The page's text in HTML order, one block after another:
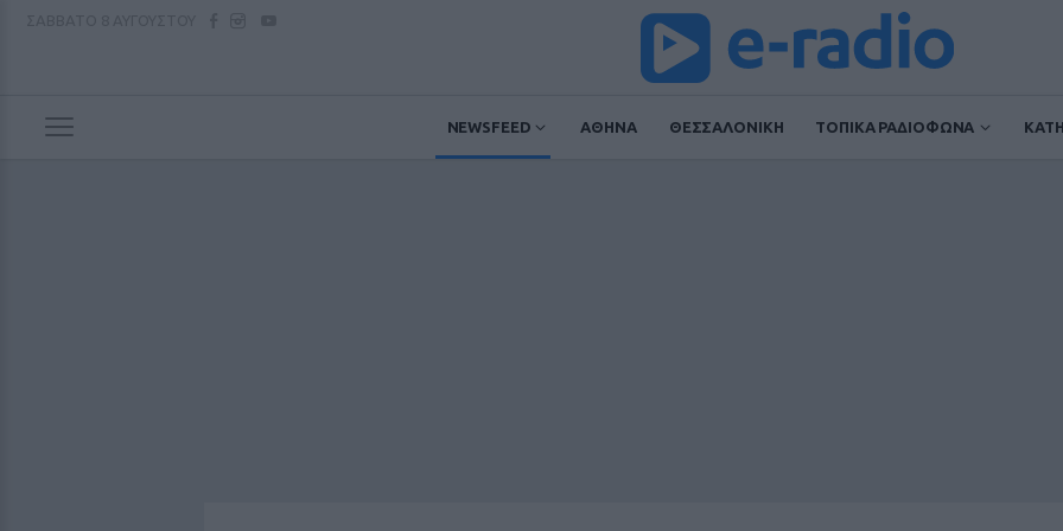
NEWSFEED ΑΘΗΝΑ ΘΕΣΣΑΛΟΝΙΚΗ ΤΟΠΙΚΑ ΡΑΔΙΟΦΩΝΑ